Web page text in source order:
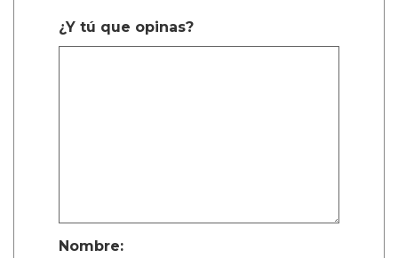
¿Y tú que opinas?
Nombre: